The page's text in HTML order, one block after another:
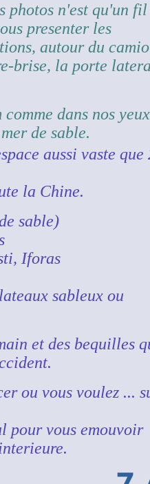
photos n'est qu'un fil
presenter les
autour du
brise, la porte
dans nos
de sable.
aussi vaste que
la Chine.
sable)
Iforas
sableux ou
et des bequilles
ou vous voulez ...
pour vous emouvoir